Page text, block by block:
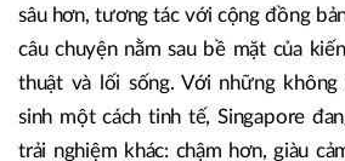
sâu hơn, tương tác với cộng đồng
câu chuyện nằm sau bề mặt của
thuật và lối sống. Với những
sinh một cách tinh tế, Singapore
trải nghiệm khác: chậm hơn, giàu